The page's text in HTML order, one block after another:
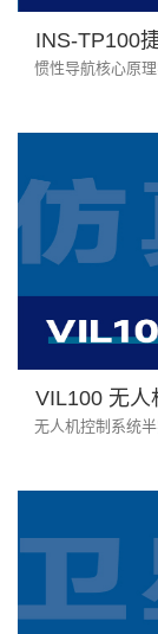
INS-TP100
惯性导航核心原
VIL100 无人
无人机控制系统